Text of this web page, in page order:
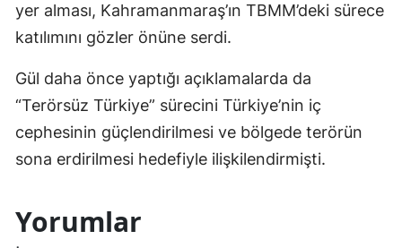
yer alması, Kahramanmaraş’ın TBMM’deki sürece
katılımını gözler önüne serdi.
Gül daha önce yaptığı açıklamalarda da
“Terörsüz Türkiye” sürecini Türkiye’nin iç
cephesinin güçlendirilmesi ve bölgede terörün
sona erdirilmesi hedefiyle ilişkilendirmişti.
Yorumlar